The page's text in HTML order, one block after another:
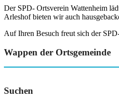
Der SPD- Ortsverein Wattenheim
Arleshof bieten wir auch
Auf Ihren Besuch freut sich der
Wappen der Ortsgemeinde
Suchen